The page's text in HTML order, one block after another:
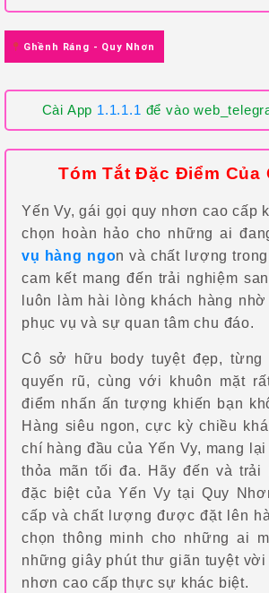
Ghềnh Ráng - Quy Nhơn
Cài App 1.1.1.1 để vào
Tóm Tắt Đặc Điểm Của
Yến Vy, gái gọi quy nhơn cao cấp
chọn hoàn hảo cho những ai
vụ hàng ngon và chất lượng
cam kết mang đến trải nghiệm
luôn làm hài lòng khách hàng
phục vụ và sự quan tâm chu đáo.
Cô sở hữu body tuyệt đẹp, từng
quyến rũ, cùng với khuôn mặt
điểm nhấn ấn tượng khiến bạn
Hàng siêu ngon, cực kỳ chiều
chí hàng đầu của Yến Vy, mang
thỏa mãn tối đa. Hãy đến và trải
đặc biệt của Yến Vy tại Quy
cấp và chất lượng được đặt lên
chọn thông minh cho những ai
những giây phút thư giãn tuyệt
nhơn cao cấp thực sự khác biệt.